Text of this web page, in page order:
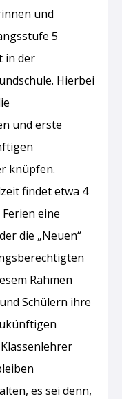
und
5
in der
Hierbei
und erste
knüpfen.
findet etwa 4
eine
die „Neuen“
Rahmen
Schülern ihre
es sei denn,